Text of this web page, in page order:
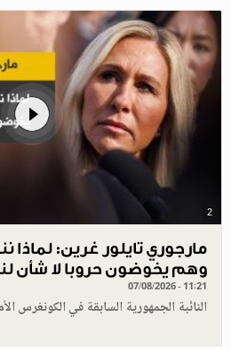
2
مارجوري تايلور غرين: لماذا
وهم يخوضون حروبا لا شأن
07/08/2026 - 11:21
النائبة الجمهورية السابقة في الكونغرس